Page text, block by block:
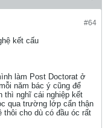
#64
kết cấu
làm Post Doctorat ở
năm bác ý cũng để
thì nghĩ cái nghiệp kết
qua trường lớp cẩn thận
cho dù có đầu óc rất